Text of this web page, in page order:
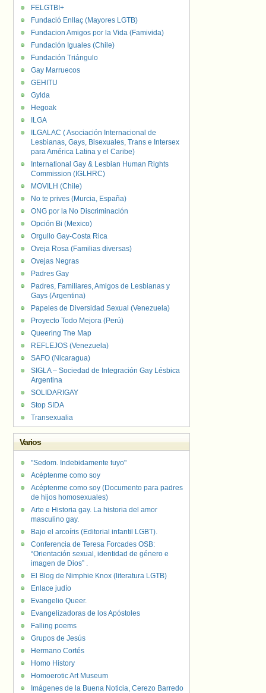
FELGTBI+
Fundació Enllaç (Mayores LGTB)
Fundacion Amigos por la Vida (Famivida)
Fundación Iguales (Chile)
Fundación Triángulo
Gay Marruecos
GEHITU
Gylda
Hegoak
ILGA
ILGALAC ( Asociación Internacional de
Lesbianas, Gays, Bisexuales, Trans e Intersex
para América Latina y el Caribe)
International Gay & Lesbian Human Rights
Commission (IGLHRC)
MOVILH (Chile)
No te prives (Murcia, España)
ONG por la No Discriminación
Opción Bi (Mexico)
Orgullo Gay-Costa Rica
Oveja Rosa (Familias diversas)
Ovejas Negras
Padres Gay
Padres, Familiares, Amigos de Lesbianas y
Gays (Argentina)
Papeles de Diversidad Sexual (Venezuela)
Proyecto Todo Mejora (Perú)
Queering The Map
REFLEJOS (Venezuela)
SAFO (Nicaragua)
SIGLA – Sociedad de Integración Gay Lésbica
Argentina
SOLIDARIGAY
Stop SIDA
Transexualia
Varios
"Sedom. Indebidamente tuyo"
Acéptenme como soy
Acéptenme como soy (Documento para padres
de hijos homosexuales)
Arte e Historia gay. La historia del amor
masculino gay.
Bajo el arcoíris (Editorial infantil LGBT).
Conferencia de Teresa Forcades OSB:
“Orientación sexual, identidad de género e
imagen de Dios” .
El Blog de Nimphie Knox (literatura LGTB)
Enlace judío
Evangelio Queer.
Evangelizadoras de los Apóstoles
Falling poems
Grupos de Jesús
Hermano Cortés
Homo History
Homoerotic Art Museum
Imágenes de la Buena Noticia, Cerezo Barredo